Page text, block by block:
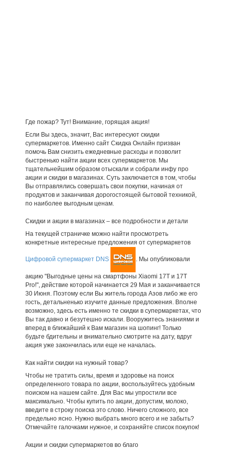
Где пожар? Тут! Внимание, горящая акция!
Если Вы здесь, значит, Вас интересуют скидки
супермаркетов. Именно сайт Скидка Онлайн призван
помочь Вам снизить ежедневные расходы и позволит
быстренько найти акции всех супермаркетов. Мы
тщательнейшим образом отыскали и собрали инфу про
акции и скидки в магазинах. Суть заключается в том, чтобы
Вы отправлялись совершать свои покупки, начиная от
продуктов и заканчивая дорогостоящей бытовой техникой,
по наиболее выгодным ценам.
Скидки и акции в магазинах – все подробности и детали
На текущей страничке можно найти просмотреть
конкретные интересные предложения от супермаркетов
Цифровой супермаркет DNS . Мы опубликовали
акцию "Выгодные цены на смартфоны Xiaomi 17T и 17T
Pro!", действие которой начинается 29 Мая и заканчивается
30 Июня. Поэтому если Вы житель города Азов либо же его
гость, детальненько изучите данные предложения. Вполне
возможно, здесь есть именно те скидки в супермаркетах, что
Вы так давно и безутешно искали. Вооружитесь знаниями и
вперед в ближайший к Вам магазин на шопинг! Только
будьте бдительны и внимательно смотрите на дату, вдруг
акция уже закончилась или еще не началась.
Как найти скидки на нужный товар?
Чтобы не тратить силы, время и здоровье на поиск
определенного товара по акции, воспользуйтесь удобным
поиском на нашем сайте. Для Вас мы упростили все
максимально. Чтобы купить по акции, допустим, молоко,
введите в строку поиска это слово. Ничего сложного, все
предельно ясно. Нужно выбрать много всего и не забыть?
Отмечайте галочками нужное, и сохраняйте список покупок!
Акции и скидки супермаркетов во благо